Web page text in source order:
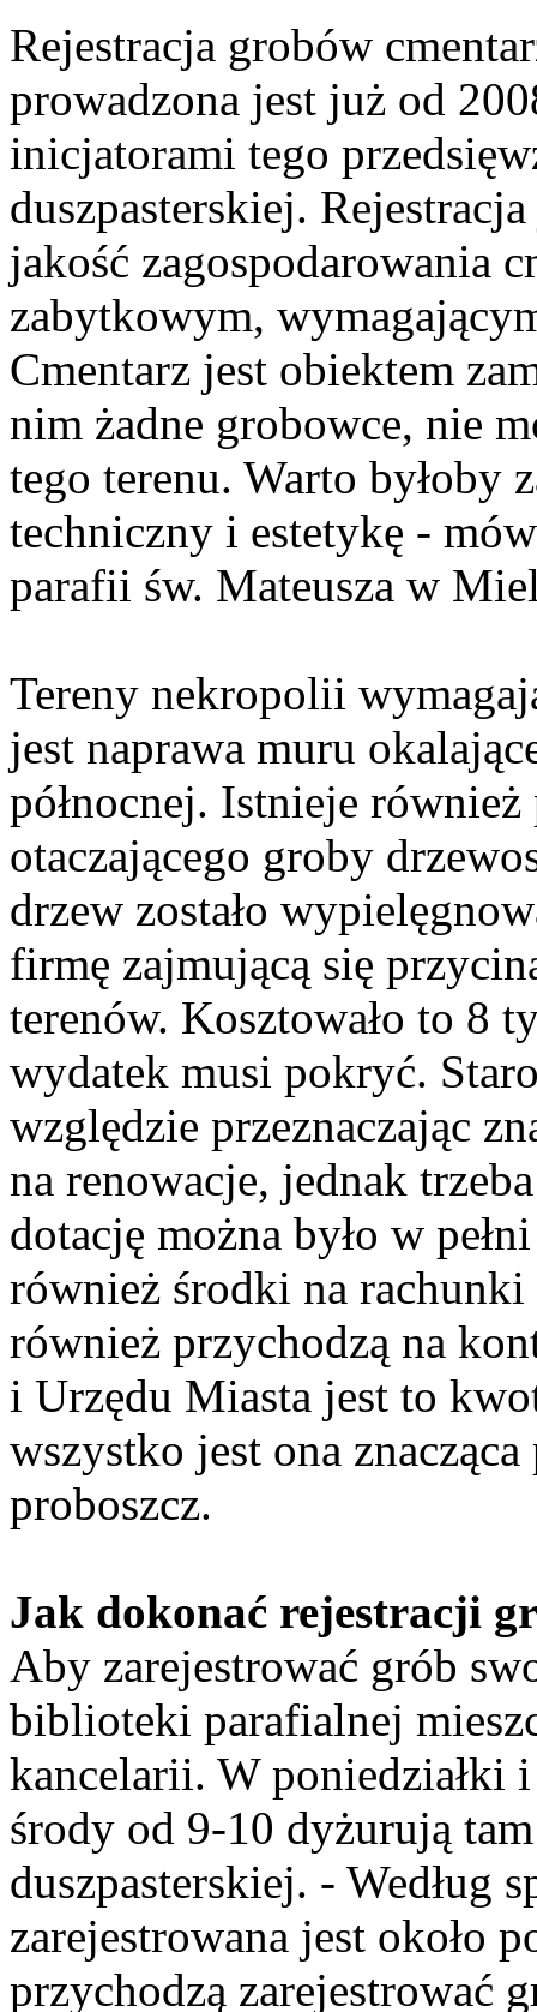
Rejestracja grobów
prowadzona jest już od
inicjatorami tego
duszpasterskiej.
jakość zagospodarowania
zabytkowym,
Cmentarz jest obiektem
nim żadne grobowce, nie
tego terenu. Warto byłoby
techniczny i estetykę -
parafii św. Mateusza w
Tereny nekropolii
jest naprawa muru
północnej. Istnieje również
otaczającego groby
drzew zostało
firmę zajmującą się
terenów. Kosztowało to 8
wydatek musi pokryć.
względzie przeznaczając
na renowacje, jednak
dotację można było w
również środki na
również przychodzą na
i Urzędu Miasta jest to
wszystko jest ona
proboszcz.
Jak dokonać rejestracji
Aby zarejestrować grób
biblioteki parafialnej
kancelarii. W poniedziałki
środy od 9-10 dyżurują
duszpasterskiej. - Według
zarejestrowana jest około
przychodzą zarejestrować